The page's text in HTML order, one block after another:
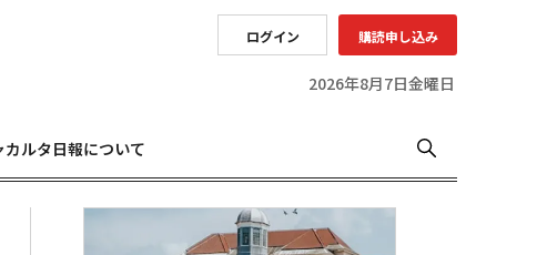
ログイン 購読申し込み
2026年8月7日金曜日
カルタ日報について